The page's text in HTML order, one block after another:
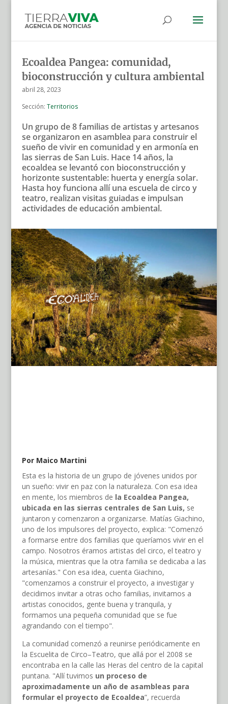
Ecoaldea Pangea: comunidad,
bioconstrucción y cultura ambiental
abril 28, 2023
Sección: Territorios
Un grupo de 8 familias de artistas y artesanos
se organizaron en asamblea para construir el
sueño de vivir en comunidad y en armonía en
las sierras de San Luis. Hace 14 años, la
ecoaldea se levantó con bioconstrucción y
horizonte sustentable: huerta y energía solar.
Hasta hoy funciona allí una escuela de circo y
teatro, realizan visitas guiadas e impulsan
actividades de educación ambiental.
Por Maico Martini
Esta es la historia de un grupo de jóvenes unidos por
un sueño: vivir en paz con la naturaleza. Con esa idea
en mente, los miembros de la Ecoaldea Pangea,
ubicada en las sierras centrales de San Luis, se
juntaron y comenzaron a organizarse. Matías Giachino,
uno de los impulsores del proyecto, explica: "Comenzó
a formarse entre dos familias que queríamos vivir en el
campo. Nosotros éramos artistas del circo, el teatro y
la música, mientras que la otra familia se dedicaba a las
artesanías." Con esa idea, cuenta Giachino,
"comenzamos a construir el proyecto, a investigar y
decidimos invitar a otras ocho familias, invitamos a
artistas conocidos, gente buena y tranquila, y
formamos una pequeña comunidad que se fue
agrandando con el tiempo".
La comunidad comenzó a reunirse periódicamente en
la Escuelita de Circo–Teatro, que allá por el 2008 se
encontraba en la calle las Heras del centro de la capital
puntana. "Allí tuvimos un proceso de
aproximadamente un año de asambleas para
formular el proyecto de Ecoaldea”, recuerda